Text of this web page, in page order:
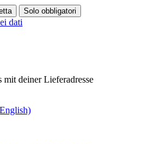
Solo obbligatori
dati
mit deiner Lieferadresse